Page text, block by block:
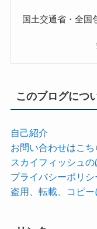
国土交通省・全国
このブログにつ
自己紹介
お問い合わせはこち
スカイフィッシュ
プライバシーポリシ
盗用、転載、コピ